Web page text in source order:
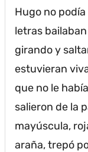
Hugo no
letras
girando y
estuvieran
que no le
salieron de la
mayúscula,
araña, trepó